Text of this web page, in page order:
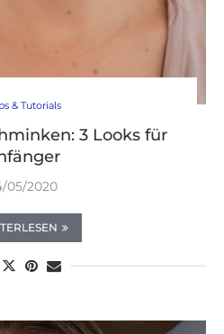
& Tutorials
3 Looks für
05/2020